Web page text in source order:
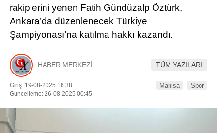
SIYASET
EKONOMI
YEREL
EĞITIM
rakiplerini yenen Fatih Gündüzalp Öztürk,
Ankara’da düzenlenecek Türkiye
Şampiyonası’na katılma hakkı kazandı.
HABER MERKEZİ TÜM YAZILARI
Giriş: 19-08-2025 16:38
Güncelleme: 26-08-2025 00:45
Manisa Spor